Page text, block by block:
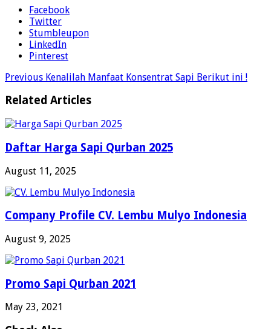
Facebook
Twitter
Stumbleupon
LinkedIn
Pinterest
Previous Kenalilah Manfaat Konsentrat Sapi Berikut ini !
Related Articles
Daftar Harga Sapi Qurban 2025
August 11, 2025
Company Profile CV. Lembu Mulyo Indonesia
August 9, 2025
Promo Sapi Qurban 2021
May 23, 2021